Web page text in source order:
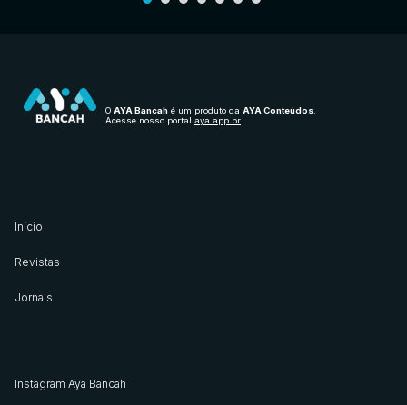
O AYA Bancah é um produto da AYA Conteúdos
Acesse nosso portal aya.app.br
Início
Revistas
Jornais
Instagram Aya Bancah